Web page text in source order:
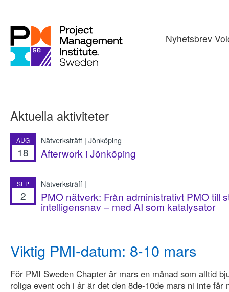
Nyhetsbrev
Aktuella aktiviteter
AUG
18
Nätverksträff | Jönköping
Afterwork i Jönköping
SEP
2
Nätverksträff |
PMO nätverk: Från administrativt PMO till
intelligensnav – med AI som katalysator
Viktig PMI-datum: 8-10 mars
För PMI Sweden Chapter är mars en månad som alltid
roliga event och i år är det den 8de-10de mars ni inte får